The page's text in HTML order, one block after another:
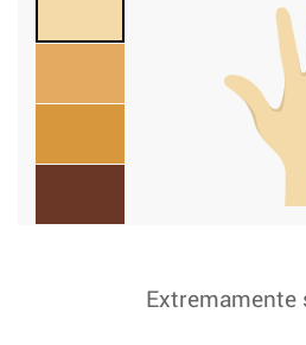
Extremamente